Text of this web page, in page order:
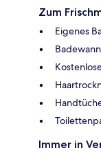
Zum
Eigenes
Immer in